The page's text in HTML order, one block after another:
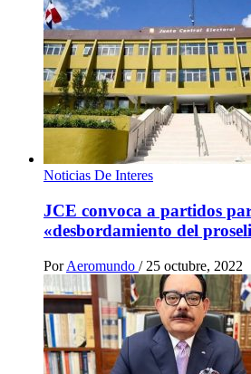
Noticias De Interes
JCE convoca a partidos
«desbordamiento del
Por Aeromundo / 25 octubre, 2022